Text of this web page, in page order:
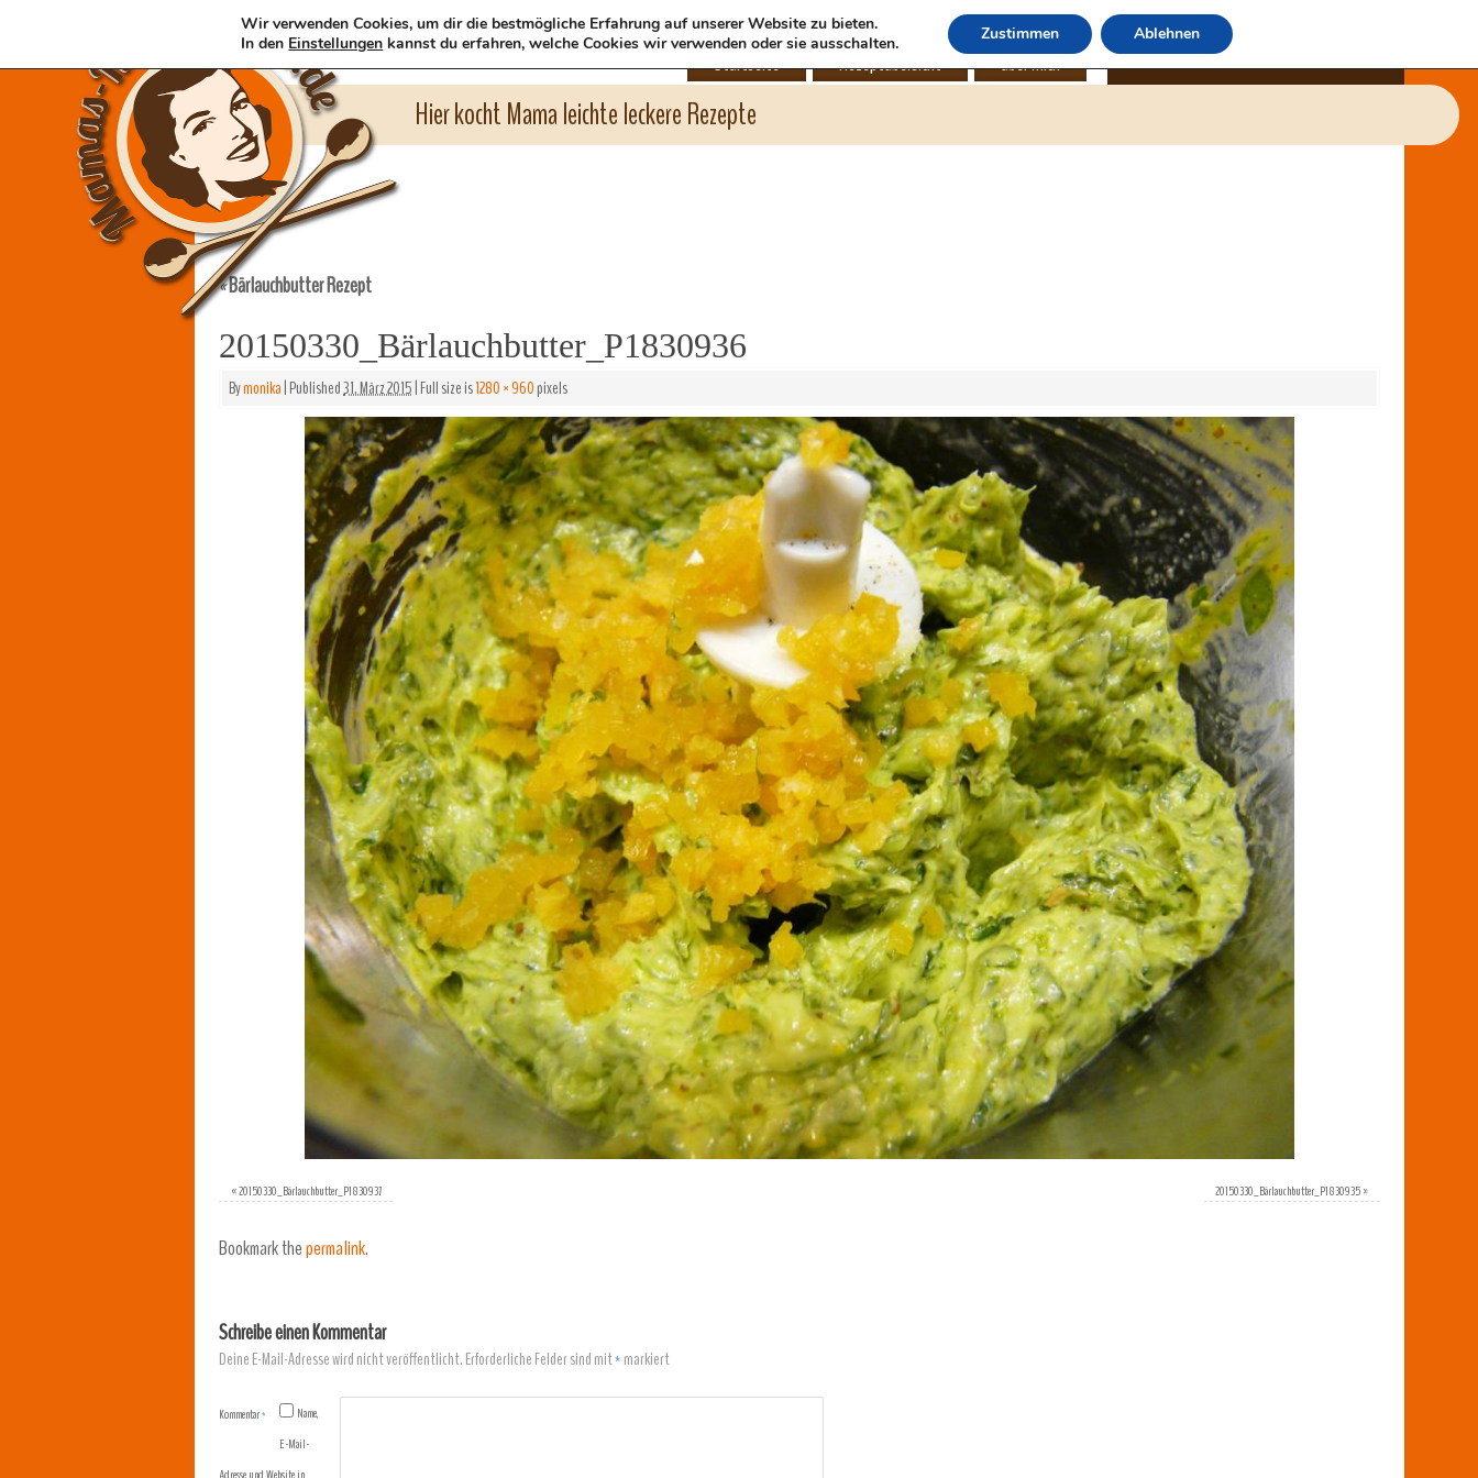
Hier kocht Mama leichte leckere Rezepte
Startseite Rezeptübersicht über mich
«Bärlauchbutter Rezept
20150330_Bärlauchbutter_P1830936
Bymonika|Published31. März 2015|Full size is1280 × 960pixels
«20150330_Bärlauchbutter_P1830937 20150330_Bärlauchbutter_P1830935»
Bookmark thepermalink.
Schreibe einen Kommentar
Deine E-Mail-Adresse wird nicht veröffentlicht.Erforderliche Felder sind mit*markiert
Kommentar*
Name,
E-Mail-
Wir verwenden Cookies, um dir die bestmögliche Erfahrung auf unserer Website zu bieten.
In den Einstellungen kannst du erfahren, welche Cookies wir verwenden oder sie ausschalten. Zustimmen Ablehnen